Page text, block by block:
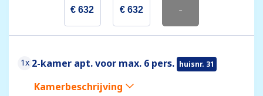
€ 632 € 632 -
1x 2-kamer apt. voor max. 6 pers. huisnr. 31
Kamerbeschrijving